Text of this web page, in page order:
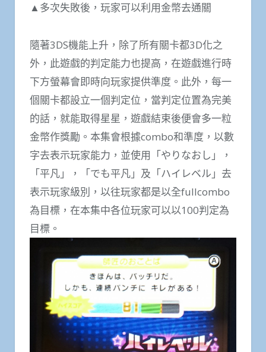
▲多次失敗後，玩家可以利用金幣去通關
隨著3DS機能上升，除了所有關卡都3D化之
外，此遊戲的判定能力也提高，在遊戲進行時
下方螢幕會即時向玩家提供準度。此外，每一
個關卡都設立一個判定位，當判定位置為完美
的話，就能取得星星，遊戲結束後便會多一粒
金幣作獎勵。本集會根據combo和準度，以數
字去表示玩家能力，並使用「やりなおし」，
「平凡」，「でも平凡」及「ハイレベル」去
表示玩家級別，以往玩家都是以全fullcombo
為目標，在本集中各位玩家可以以100判定為
目標。